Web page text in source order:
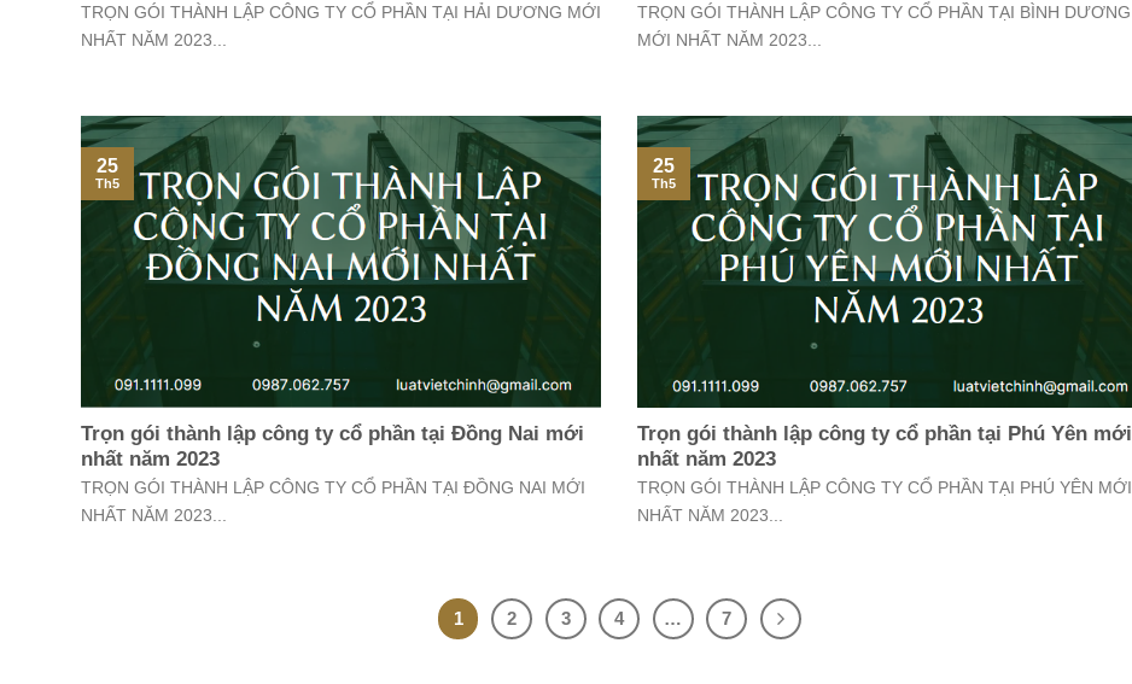
TRỌN GÓI THÀNH LẬP CÔNG TY CỔ PHẦN TẠI HẢI DƯƠNG MỚI
NHẤT NĂM 2023...
TRỌN GÓI THÀNH LẬP CÔNG TY CỔ PHẦN TẠI BÌNH DƯƠNG
MỚI NHẤT NĂM 2023...
Trọn gói thành lập công ty cổ phần tại Đồng Nai mới
nhất năm 2023
TRỌN GÓI THÀNH LẬP CÔNG TY CỔ PHẦN TẠI ĐỒNG NAI MỚI
NHẤT NĂM 2023...
25
Th5
Trọn gói thành lập công ty cổ phần tại Phú Yên mới
nhất năm 2023
TRỌN GÓI THÀNH LẬP CÔNG TY CỔ PHẦN TẠI PHÚ YÊN MỚI
NHẤT NĂM 2023...
25
Th5
1 2 3 4 … 7